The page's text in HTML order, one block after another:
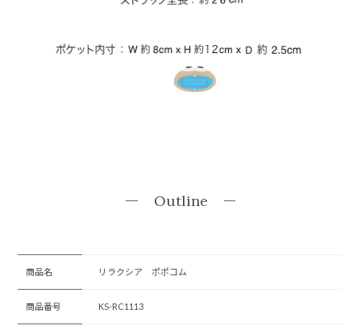
Outline
商品名 リラクシア ポポコム
商品番号 KS-RC1113